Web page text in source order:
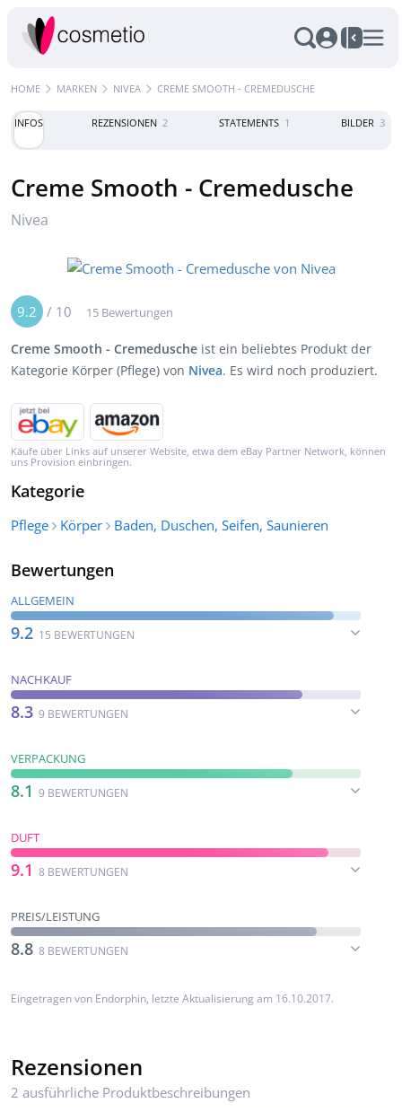
HOME MARKEN NIVEA CREME SMOOTH - CREMEDUSCHE
INFOS REZENSIONEN 2 STATEMENTS 1 BILDER 3
Creme Smooth - Cremedusche
Nivea
9.2 / 10 15 Bewertungen
Creme Smooth - Cremedusche ist ein beliebtes Produkt der
Kategorie Körper (Pflege) von Nivea. Es wird noch produziert.
Käufe über Links auf unserer Website, etwa dem eBay Partner Network, können
uns Provision einbringen.
Kategorie
Pflege Körper Baden, Duschen, Seifen, Saunieren
Bewertungen
ALLGEMEIN
9.2 15 BEWERTUNGEN
NACHKAUF
8.3 9 BEWERTUNGEN
VERPACKUNG
8.1 9 BEWERTUNGEN
DUFT
9.1 8 BEWERTUNGEN
PREIS/LEISTUNG
8.8 8 BEWERTUNGEN
Eingetragen von Endorphin, letzte Aktualisierung am 16.10.2017.
Rezensionen
2 ausführliche Produktbeschreibungen